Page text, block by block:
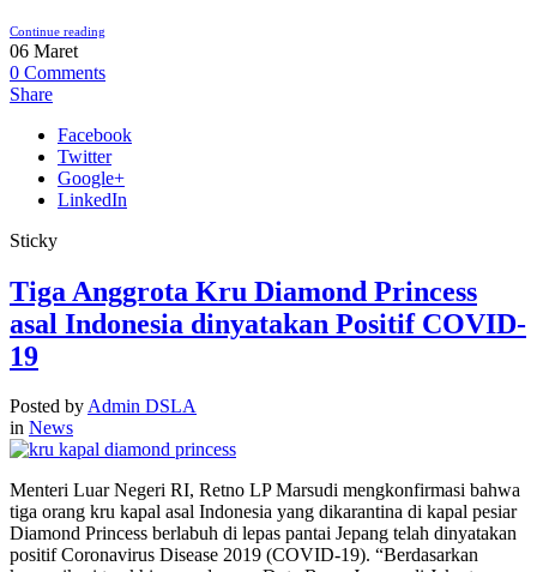
Continue reading
06 Maret
0 Comments
Share
Facebook
Twitter
Google+
LinkedIn
Sticky
Tiga Anggrota Kru Diamond Princess
asal Indonesia dinyatakan Positif COVID-
19
Posted byAdmin DSLA
in News
Menteri Luar Negeri RI, Retno LP Marsudi mengkonfirmasi bahwa
tiga orang kru kapal asal Indonesia yang dikarantina di kapal pesiar
Diamond Princess berlabuh di lepas pantai Jepang telah dinyatakan
positif Coronavirus Disease 2019 (COVID-19). “Berdasarkan